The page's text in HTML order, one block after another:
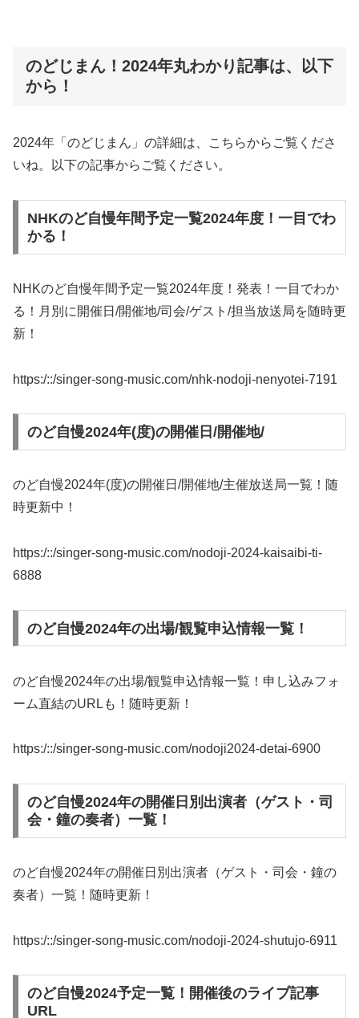
のどじまん！2024年丸わかり記事は、以下
から！
2024年「のどじまん」の詳細は、こちらからご覧くださ
いね。以下の記事からご覧ください。
NHKのど自慢年間予定一覧2024年度！一目でわ
かる！
NHKのど自慢年間予定一覧2024年度！発表！一目でわか
る！月別に開催日/開催地/司会/ゲスト/担当放送局を随時更
新！
https:/::/singer-song-music.com/nhk-nodoji-nenyotei-7191
のど自慢2024年(度)の開催日/開催地/
のど自慢2024年(度)の開催日/開催地/主催放送局一覧！随
時更新中！
https:/::/singer-song-music.com/nodoji-2024-kaisaibi-ti-
6888
のど自慢2024年の出場/観覧申込情報一覧！
のど自慢2024年の出場/観覧申込情報一覧！申し込みフォ
ーム直結のURLも！随時更新！
https:/::/singer-song-music.com/nodoji2024-detai-6900
のど自慢2024年の開催日別出演者（ゲスト・司
会・鐘の奏者）一覧！
のど自慢2024年の開催日別出演者（ゲスト・司会・鐘の
奏者）一覧！随時更新！
https:/::/singer-song-music.com/nodoji-2024-shutujo-6911
のど自慢2024予定一覧！開催後のライブ記事
URL